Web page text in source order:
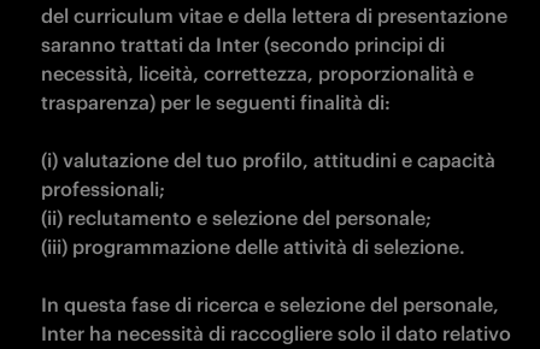
del curriculum vitae e della lettera di presentazione
saranno trattati da Inter (secondo principi di
necessità, liceità, correttezza, proporzionalità e
trasparenza) per le seguenti finalità di:
(i) valutazione del tuo profilo, attitudini e capacità
professionali;
(ii) reclutamento e selezione del personale;
(iii) programmazione delle attività di selezione.
In questa fase di ricerca e selezione del personale,
Inter ha necessità di raccogliere solo il dato relativo